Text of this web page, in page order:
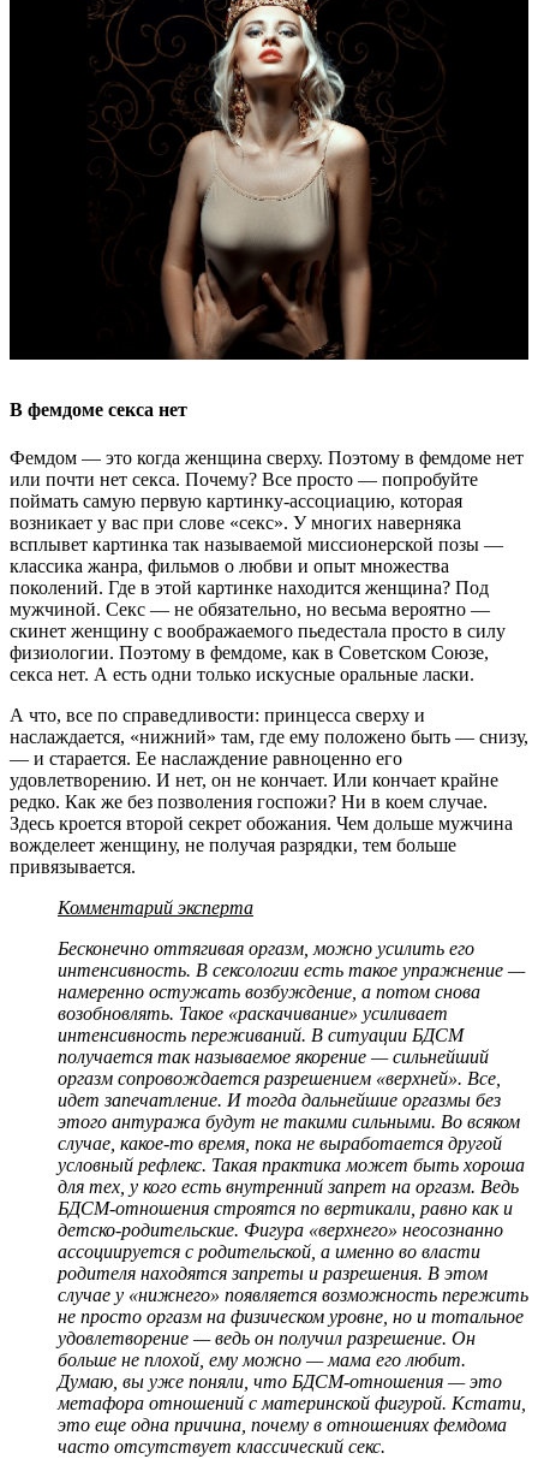
В фемдоме секса нет
Фемдом — это когда женщина сверху. Поэтому в фемдоме нет
или почти нет секса. Почему? Все просто — попробуйте
поймать самую первую картинку-ассоциацию, которая
возникает у вас при слове «секс». У многих наверняка
всплывет картинка так называемой миссионерской позы —
классика жанра, фильмов о любви и опыт множества
поколений. Где в этой картинке находится женщина? Под
мужчиной. Секс — не обязательно, но весьма вероятно —
скинет женщину с воображаемого пьедестала просто в силу
физиологии. Поэтому в фемдоме, как в Советском Союзе,
секса нет. А есть одни только искусные оральные ласки.
А что, все по справедливости: принцесса сверху и
наслаждается, «нижний» там, где ему положено быть — снизу,
— и старается. Ее наслаждение равноценно его
удовлетворению. И нет, он не кончает. Или кончает крайне
редко. Как же без позволения госпожи? Ни в коем случае.
Здесь кроется второй секрет обожания. Чем дольше мужчина
вожделеет женщину, не получая разрядки, тем больше
привязывается.
Комментарий эксперта
Бесконечно оттягивая оргазм, можно усилить его
интенсивность. В сексологии есть такое упражнение —
намеренно остужать возбуждение, а потом снова
возобновлять. Такое «раскачивание» усиливает
интенсивность переживаний. В ситуации БДСМ
получается так называемое якорение — сильнейший
оргазм сопровождается разрешением «верхней». Все,
идет запечатление. И тогда дальнейшие оргазмы без
этого антуража будут не такими сильными. Во всяком
случае, какое-то время, пока не выработается другой
условный рефлекс. Такая практика может быть хороша
для тех, у кого есть внутренний запрет на оргазм. Ведь
БДСМ-отношения строятся по вертикали, равно как и
детско-родительские. Фигура «верхнего» неосознанно
ассоциируется с родительской, а именно во власти
родителя находятся запреты и разрешения. В этом
случае у «нижнего» появляется возможность пережить
не просто оргазм на физическом уровне, но и тотальное
удовлетворение — ведь он получил разрешение. Он
больше не плохой, ему можно — мама его любит.
Думаю, вы уже поняли, что БДСМ-отношения — это
метафора отношений с материнской фигурой. Кстати,
это еще одна причина, почему в отношениях фемдома
часто отсутствует классический секс.